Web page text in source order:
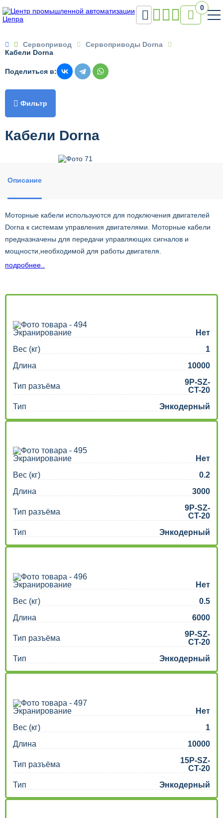
 0
 Сервопривод
Сервоприводы Dorna
Кабели Dorna
Поделиться в:
 Фильтр
Кабели Dorna
Описание
Моторные кабели используются для подключения двигателей
Dorna к системам управления двигателями. Моторные кабели
предназначены для передачи управляющих сигналов и
мощности,необходимой для работы двигателя.
Конструкция кабеля может варьироваться в зависимости от
Dorna. Обычно кабель состоит из отдельных проводников,
подробнее..
Экранирование
Нет
Вес (кг)
1
Длина
10000
Тип разъёма
9P-SZ-
CT-20
Тип
Энкодерный
Экранирование
Нет
Вес (кг)
0.2
Длина
3000
Тип разъёма
9P-SZ-
CT-20
Тип
Энкодерный
Экранирование
Нет
Вес (кг)
0.5
Длина
6000
Тип разъёма
9P-SZ-
CT-20
Тип
Энкодерный
Экранирование
Нет
Вес (кг)
1
Длина
10000
Тип разъёма
15P-SZ-
CT-20
Тип
Энкодерный